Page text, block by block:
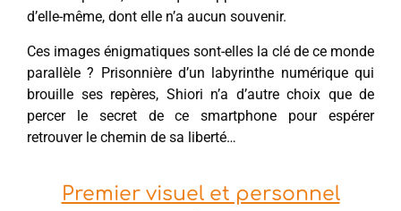
d’elle-même, dont elle n’a aucun souvenir.
Ces images énigmatiques sont-elles la clé de ce monde
parallèle ? Prisonnière d’un labyrinthe numérique qui
brouille ses repères, Shiori n’a d’autre choix que de
percer le secret de ce smartphone pour espérer
retrouver le chemin de sa liberté…
Premier visuel et personnel